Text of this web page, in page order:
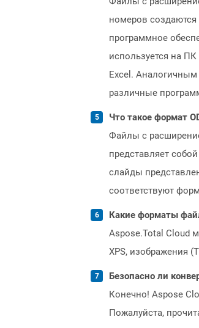
номеров
программное
используется на
Excel.
различные
Что такое формат
Файлы с
представляет
слайды
соответствуют
Какие форматы
Aspose.Total Cloud
XPS, изображения
Безопасно ли
Конечно! Aspose
Пожалуйста,